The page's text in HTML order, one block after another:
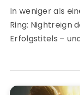
In weniger als
Ring: Nightreign
Erfolgstitels –